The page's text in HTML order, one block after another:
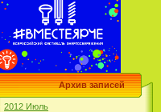
Архив записей
2012 Июль